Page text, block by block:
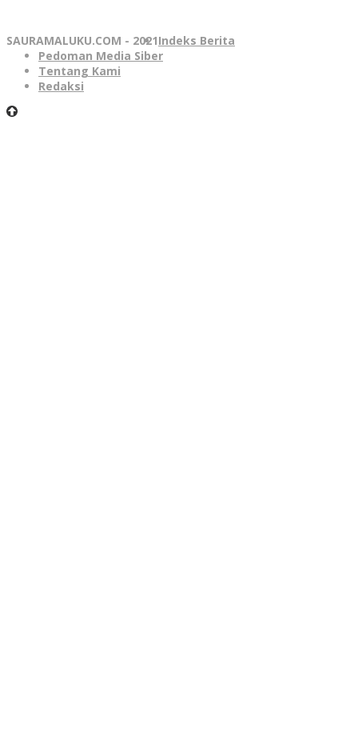
SAURAMALUKU.COM - 2021Indeks Berita
Pedoman Media Siber
Tentang Kami
Redaksi